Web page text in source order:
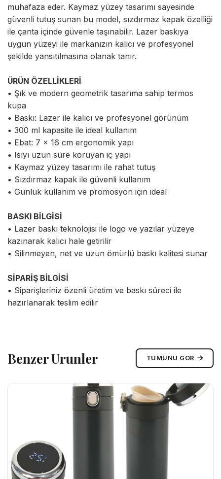
muhafaza eder. Kaymaz yüzey tasarımı sayesinde
güvenli tutuş sunan bu model, sızdırmaz kapak özelliği
ile çanta içinde güvenle taşınabilir. Lazer baskıya
uygun yüzeyi ile markanızın kalıcı ve profesyonel
şekilde yansıtılmasına olanak tanır.
ÜRÜN ÖZELLİKLERİ
• Şık ve modern geometrik tasarıma sahip termos
kupa
• Baskı: Lazer ile kalıcı ve profesyonel görünüm
• 300 ml kapasite ile ideal kullanım
• Ebat: 7 x 16 cm ergonomik yapı
• Isıyı uzun süre koruyan iç yapı
• Kaymaz yüzey tasarımı ile rahat tutuş
• Sızdırmaz kapak ile güvenli kullanım
• Günlük kullanım ve promosyon için ideal
BASKI BİLGİSİ
• Lazer baskı teknolojisi ile logo ve yazılar yüzeye
kazınarak kalıcı hale getirilir
• Silinmeyen, net ve uzun ömürlü baskı kalitesi sunar
SİPARİŞ BİLGİSİ
• Siparişleriniz özenli üretim ve baskı süreci ile
hazırlanarak teslim edilir
Benzer Urunler TUMUNU GOR